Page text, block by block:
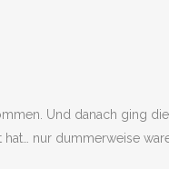
Und danach ging
nur dummerweise